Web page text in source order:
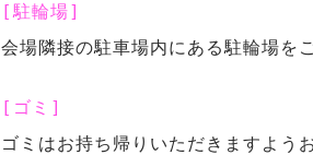
[駐輪場]
会場隣接の駐車場内にある駐輪場を
[ゴミ]
ゴミはお持ち帰りいただきますよう